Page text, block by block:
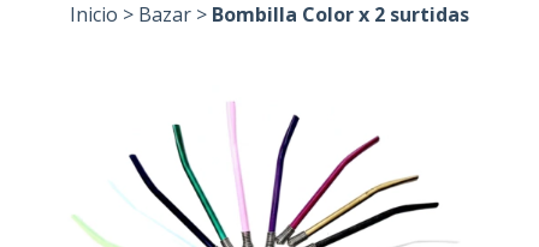
Inicio > Bazar > Bombilla Color x 2 surtidas